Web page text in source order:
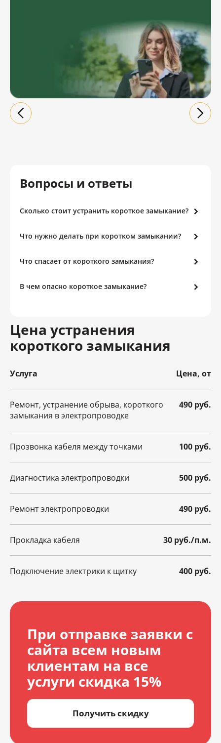
Цена устранения
короткого замыкания
Услуга Цена, от
Ремонт, устранение обрыва, короткого
замыкания в электропроводке
490 руб.
Прозвонка кабеля между точками 100 руб.
Диагностика электропроводки 500 руб.
Ремонт электропроводки 490 руб.
Прокладка кабеля 30 руб./п.м.
Подключение электрики к щитку 400 руб.
При отправке заявки с
сайта всем новым
клиентам на все
услуги скидка 15%
Получить скидку
Вопросы и ответы
Сколько стоит устранить короткое замыкание?
Что нужно делать при коротком замыкании?
Что спасает от короткого замыкания?
В чем опасно короткое замыкание?